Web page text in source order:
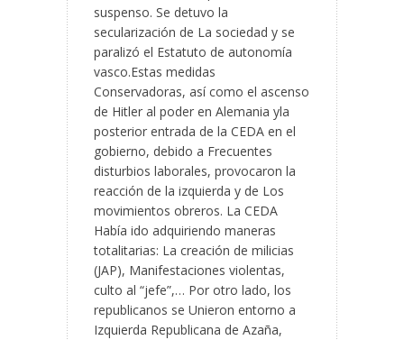
suspenso. Se detuvo la
secularización de La sociedad y se
paralizó el Estatuto de autonomía
vasco.Estas medidas
Conservadoras, así como el ascenso
de Hitler al poder en Alemania yla
posterior entrada de la CEDA en el
gobierno, debido a Frecuentes
disturbios laborales, provocaron la
reacción de la izquierda y de Los
movimientos obreros. La CEDA
Había ido adquiriendo maneras
totalitarias: La creación de milicias
(JAP), Manifestaciones violentas,
culto al “jefe”,… Por otro lado, los
republicanos se Unieron entorno a
Izquierda Republicana de Azaña,